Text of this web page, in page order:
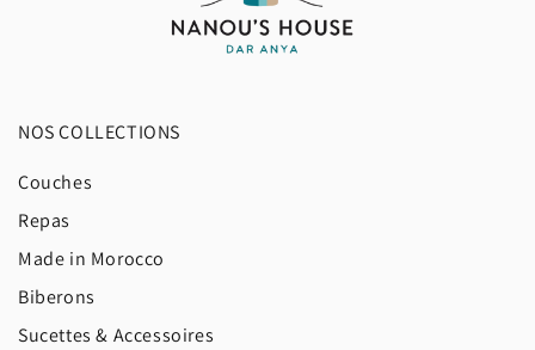
NOS COLLECTIONS
Couches
Repas
Made in Morocco
Biberons
Sucettes & Accessoires